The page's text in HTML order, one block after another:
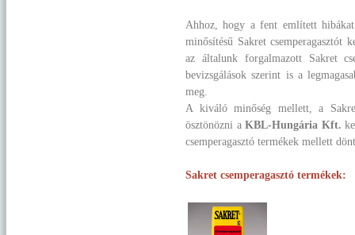
Ahhoz, hogy a fent említett hibákat
minősítésű Sakret csemperagasztót
az általunk forgalmazott Sakret
bevizsgálások szerint is a
meg.
A kiváló minőség mellett, a
ösztönözni aKBL-Hungária Kft.
csemperagasztó termékek mellett
Sakret csemperagasztó termékek: